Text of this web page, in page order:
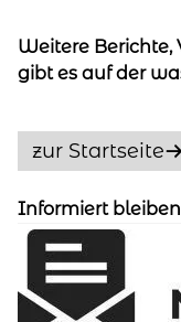
Weitere Berichte,
gibt es auf der
zur Startseite
Informiert bleiben